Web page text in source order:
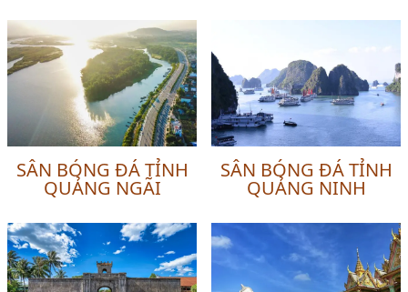
SÂN BÓNG ĐÁ TỈNH
QUẢNG NGÃI
SÂN BÓNG ĐÁ TỈNH
QUẢNG NINH